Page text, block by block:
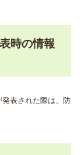
時の情報
表された際は、防